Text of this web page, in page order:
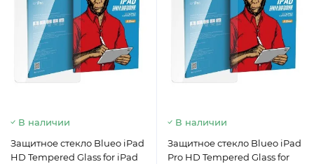
В наличии
Защитное стекло Blueo iPad
HD Tempered Glass for iPad
В наличии
Защитное стекло Blueo iPad
Pro HD Tempered Glass for